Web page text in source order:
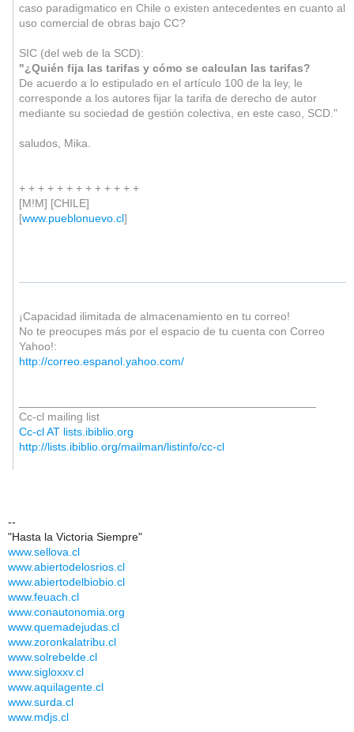
caso paradigmatico en Chile o existen antecedentes en cuanto al
uso comercial de obras bajo CC?
SIC (del web de la SCD):
"¿Quién fija las tarifas y cómo se calculan las tarifas?
De acuerdo a lo estipulado en el artículo 100 de la ley, le
corresponde a los autores fijar la tarifa de derecho de autor
mediante su sociedad de gestión colectiva, en este caso, SCD."
saludos, Mika.
+ + + + + + + + + + + + +
[M!M] [CHILE]
[www.pueblonuevo.cl]
¡Capacidad ilimitada de almacenamiento en tu correo!
No te preocupes más por el espacio de tu cuenta con Correo
Yahoo!:
http://correo.espanol.yahoo.com/
Cc-cl mailing list
Cc-cl AT lists.ibiblio.org
http://lists.ibiblio.org/mailman/listinfo/cc-cl
--
"Hasta la Victoria Siempre"
www.sellova.cl
www.abiertodelosrios.cl
www.abiertodelbiobio.cl
www.feuach.cl
www.conautonomia.org
www.quemadejudas.cl
www.zoronkalatribu.cl
www.solrebelde.cl
www.sigloxxv.cl
www.aquilagente.cl
www.surda.cl
www.mdjs.cl